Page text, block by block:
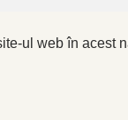
ul web în acest